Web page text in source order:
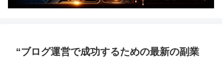
“ブログ運営で成功するための最新の副業